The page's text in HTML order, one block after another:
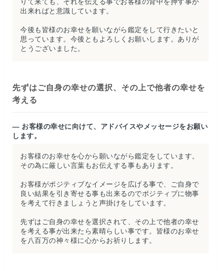
りて来ても、それを伝える事でお客様の背中を押す事が
出来ればと意識しています。
今後も皆様のお幸せを願いながら鑑定をして行きたいと
思っています。今後ともよろしくお願いします。ありが
とうございました。
先ずはご自身の幸せの選択、その上で他者の幸せを
考える
— お客様の幸せに向けて、アドバイスやメッセージをお願い
します。
お客様のお幸せを心から願いながら鑑定をしています。
その為に厳しい言葉もお伝えする事もあります。
お客様がポジティブなイメージを広げる事で、ご自身で
良い結果を引き寄せる事も出来るのでポジティブに物事
を考えて行きましょうと声掛けをしています。
先ずはご自身の幸せを選択されて、その上で他者の幸せ
を考える事が出来たら素晴らしい事です。皆様のお幸せ
を八百万の神々様に心からお祈りします。